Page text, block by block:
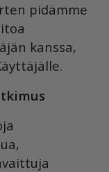
pidämme
kanssa,